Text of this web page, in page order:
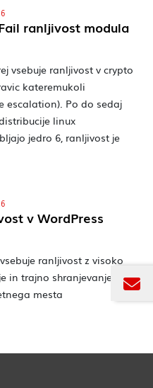
ranljivost modula
vsebuje ranljivost v crypto
kateremukoli
escalation). Po do sedaj
linux
jedro 6, ranljivost je
v WordPress
ranljivost z visoko
in trajno shranjevanje
mesta